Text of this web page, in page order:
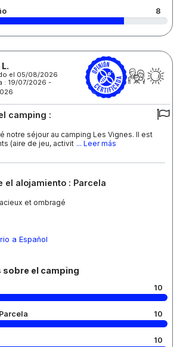
8
el 05/08/2026
: 19/07/2026 -
camping :
notre séjour au camping Les Vignes. Il est
(aire de jeu, activit ... Leer más
el alojamiento : Parcela
et ombragé
a Español
el camping
10
10
10